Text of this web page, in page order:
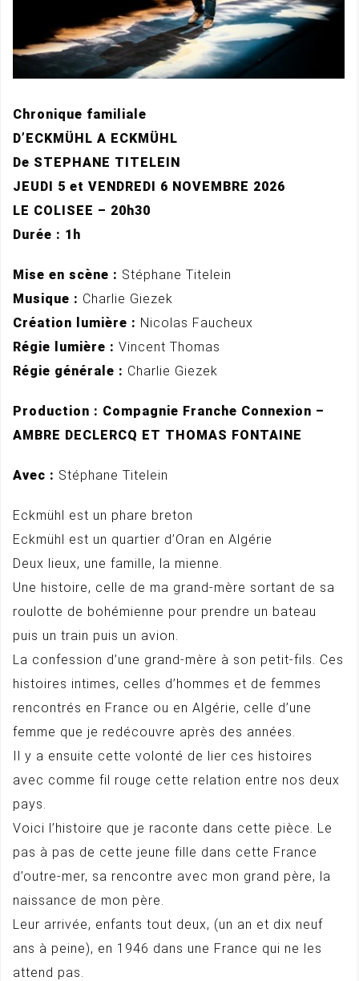
Chronique familiale
D’ECKMÜHL A ECKMÜHL
De STEPHANE TITELEIN
JEUDI 5 et VENDREDI 6 NOVEMBRE 2026
LE COLISEE – 20h30
Durée : 1h
Mise en scène : Stéphane Titelein
Musique : Charlie Giezek
Création lumière : Nicolas Faucheux
Régie lumière : Vincent Thomas
Régie générale : Charlie Giezek
Production : Compagnie Franche Connexion –
AMBRE DECLERCQ ET THOMAS FONTAINE
Avec : Stéphane Titelein
Eckmühl est un phare breton
Eckmühl est un quartier d’Oran en Algérie
Deux lieux, une famille, la mienne.
Une histoire, celle de ma grand-mère sortant de sa
roulotte de bohémienne pour prendre un bateau
puis un train puis un avion.
La confession d’une grand-mère à son petit-fils. Ces
histoires intimes, celles d’hommes et de femmes
rencontrés en France ou en Algérie, celle d’une
femme que je redécouvre après des années.
Il y a ensuite cette volonté de lier ces histoires
avec comme fil rouge cette relation entre nos deux
pays.
Voici l’histoire que je raconte dans cette pièce. Le
pas à pas de cette jeune fille dans cette France
d’outre-mer, sa rencontre avec mon grand père, la
naissance de mon père.
Leur arrivée, enfants tout deux, (un an et dix neuf
ans à peine), en 1946 dans une France qui ne les
attend pas.